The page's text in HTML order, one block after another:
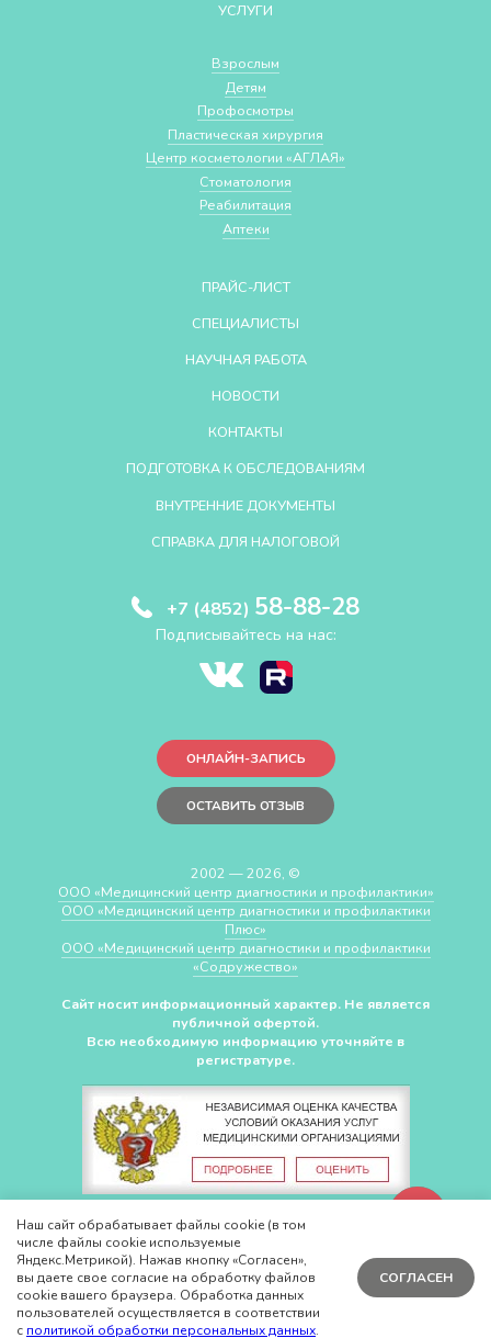
УСЛУГИ
Взрослым
Детям
Профосмотры
Пластическая хирургия
Центр косметологии «АГЛАЯ»
Стоматология
Реабилитация
Аптеки
ПРАЙС-ЛИСТ
СПЕЦИАЛИСТЫ
НАУЧНАЯ РАБОТА
НОВОСТИ
КОНТАКТЫ
ПОДГОТОВКА К ОБСЛЕДОВАНИЯМ
ВНУТРЕННИЕ ДОКУМЕНТЫ
СПРАВКА ДЛЯ НАЛОГОВОЙ
+7 (4852) 58-88-28
Подписывайтесь на нас:
ОНЛАЙН-ЗАПИСЬ
ОСТАВИТЬ ОТЗЫВ
2002 — 2026, ©
ООО «Медицинский центр диагностики и профилактики»
ООО «Медицинский центр диагностики и профилактики
Плюс»
ООО «Медицинский центр диагностики и профилактики
«Cодружество»
Сайт носит информационный характер. Не является
публичной офертой.
Всю необходимую информацию уточняйте в
регистратуре.
СДЕЛАНО ВCHUDOV.PRO
Наш сайт обрабатывает файлы cookie (в том
числе файлы cookie используемые
Яндекс.Метрикой). Нажав кнопку «Согласен»,
вы даете свое согласие на обработку файлов
cookie вашего браузера. Обработка данных
пользователей осуществляется в соответствии
с политикой обработки персональных данных.
СОГЛАСЕН